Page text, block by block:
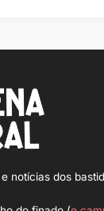
notícias dos